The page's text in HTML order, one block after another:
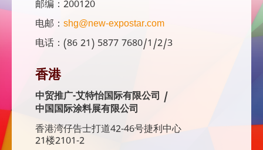
邮编：200120
电邮： shg@new-expostar.com
电话：(86 21) 5877 7680/1/2/3
香港
中贸推广-艾特怡国际有限公司 /
中国国际涂料展有限公司
香港湾仔告士打道42-46号捷利中心
21楼2101-2